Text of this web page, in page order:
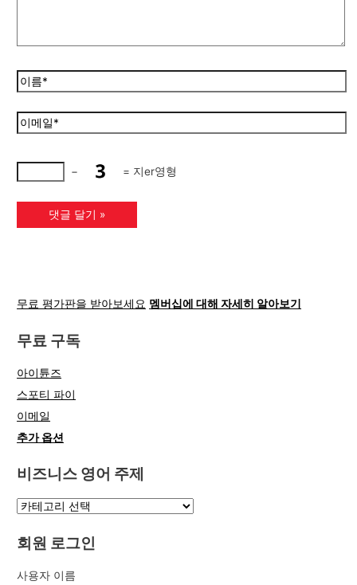
− = 지er영형
무료 평가판을 받아보세요 멤버십에 대해 자세히 알아보기
무료 구독
아이튠즈
스포티 파이
이메일
추가 옵션
비즈니스 영어 주제
회원 로그인
사용자 이름